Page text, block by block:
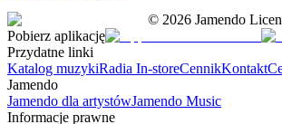
© 2026 Jamendo
Pobierz aplikację
Przydatne linki
Katalog muzykiRadia In-storeCennikKontakt
Jamendo
Jamendo dla artystówJamendo Music
Informacje prawne